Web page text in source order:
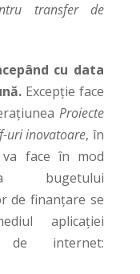
transfer de
cu data
Excepție face
Proiecte
uri inovatoare, în
face în mod
bugetului
de finanțare se
aplicației
internet: